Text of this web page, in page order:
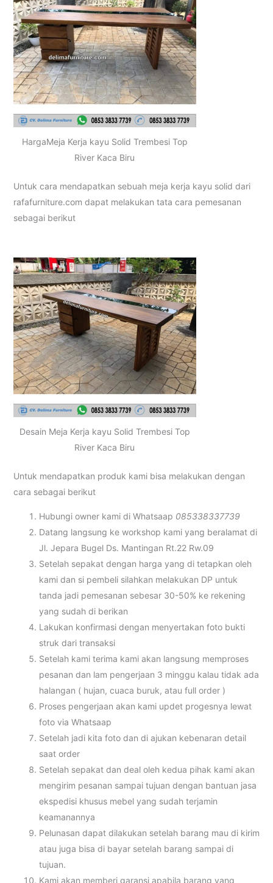
HargaMeja Kerja kayu Solid Trembesi Top
River Kaca Biru
Untuk cara mendapatkan sebuah meja kerja kayu solid dari
rafafurniture.com dapat melakukan tata cara pemesanan
sebagai berikut
Desain Meja Kerja kayu Solid Trembesi Top
River Kaca Biru
Untuk mendapatkan produk kami bisa melakukan dengan
cara sebagai berikut
Hubungi owner kami di Whatsaap 085338337739
Datang langsung ke workshop kami yang beralamat di
Jl. Jepara Bugel Ds. Mantingan Rt.22 Rw.09
Setelah sepakat dengan harga yang di tetapkan oleh
kami dan si pembeli silahkan melakukan DP untuk
tanda jadi pemesanan sebesar 30-50% ke rekening
yang sudah di berikan
Lakukan konfirmasi dengan menyertakan foto bukti
struk dari transaksi
Setelah kami terima kami akan langsung memproses
pesanan dan lam pengerjaan 3 minggu kalau tidak ada
halangan ( hujan, cuaca buruk, atau full order )
Proses pengerjaan akan kami updet progesnya lewat
foto via Whatsaap
Setelah jadi kita foto dan di ajukan kebenaran detail
saat order
Setelah sepakat dan deal oleh kedua pihak kami akan
mengirim pesanan sampai tujuan dengan bantuan jasa
ekspedisi khusus mebel yang sudah terjamin
keamanannya
Pelunasan dapat dilakukan setelah barang mau di kirim
atau juga bisa di bayar setelah barang sampai di
tujuan.
Kami akan memberi garansi apabila barang yang